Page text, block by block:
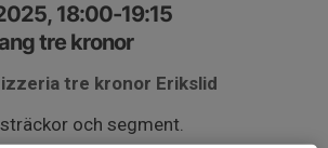
18:00-19:15
tre kronor
tre kronor Erikslid
och segment.